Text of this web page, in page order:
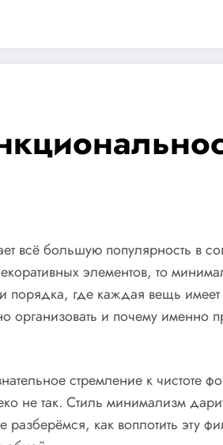
всё большую популярность в
элементов, то
порядка, где каждая вещь имеет
организовать и почему именно
стремление к чистоте
не так. Стиль минимализм
разберёмся, как воплотить эту